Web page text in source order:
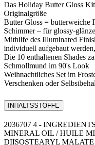
Das Holiday Butter Gloss
Originalgröße
Butter Gloss = butterweiche
Schimmer – für glossy-
Mithilfe des Illuminated
individuell aufgebaut
Die 10 enthaltenen Shades
Schmollmund im 90's Look
Weihnachtliches Set im
Verschenken oder
INHALTSSTOFFE
2036707 4 -
MINERAL OIL / HUILE
DIISOSTEARYL